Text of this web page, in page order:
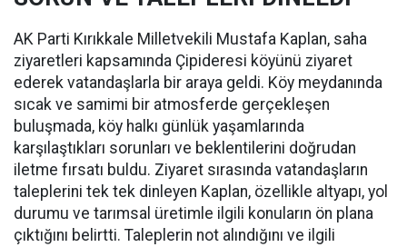
AK Parti Kırıkkale Milletvekili Mustafa Kaplan, saha
ziyaretleri kapsamında Çipideresi köyünü ziyaret
ederek vatandaşlarla bir araya geldi. Köy meydanında
sıcak ve samimi bir atmosferde gerçekleşen
buluşmada, köy halkı günlük yaşamlarında
karşılaştıkları sorunları ve beklentilerini doğrudan
iletme fırsatı buldu. Ziyaret sırasında vatandaşların
taleplerini tek tek dinleyen Kaplan, özellikle altyapı, yol
durumu ve tarımsal üretimle ilgili konuların ön plana
çıktığını belirtti. Taleplerin not alındığını ve ilgili